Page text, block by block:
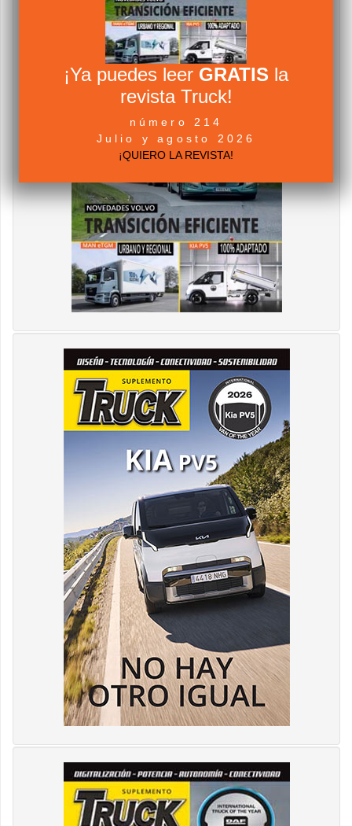
¡Ya puedes leer GRATIS la
revista Truck!
número 214
Julio y agosto 2026
¡QUIERO LA REVISTA!